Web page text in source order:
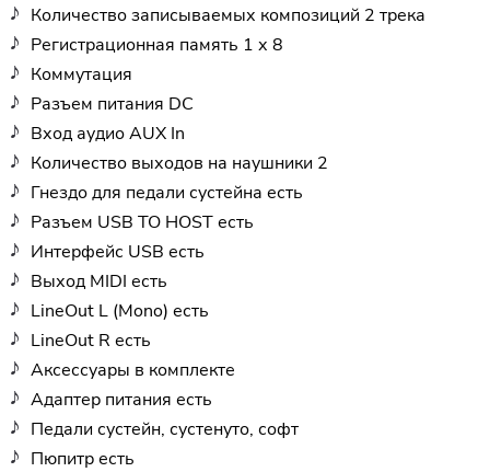
Количество записываемых композиций 2 трека
Регистрационная память 1 х 8
Коммутация
Разъем питания DC
Вход аудио AUX In
Количество выходов на наушники 2
Гнездо для педали сустейна есть
Разъем USB TO HOST есть
Интерфейс USB есть
Выход MIDI есть
LineOut L (Mono) есть
LineOut R есть
Аксессуары в комплекте
Адаптер питания есть
Педали сустейн, сустенуто, софт
Пюпитр есть